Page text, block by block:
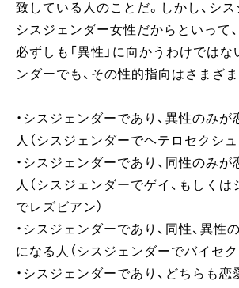
致している人のことだ。しかし、シス
シスジェンダー女性だからといって
必ずしも「異性」に向かうわけではな
ンダーでも、その性的指向はさまざま
・シスジェンダーであり、異性のみ
人（シスジェンダーでヘテロセクシュ
・シスジェンダーであり、同性のみ
人（シスジェンダーでゲイ、もしく
でレズビアン）
・シスジェンダーであり、同性、異性
になる人（シスジェンダーでバイセク
・シスジェンダーであり、どちらも